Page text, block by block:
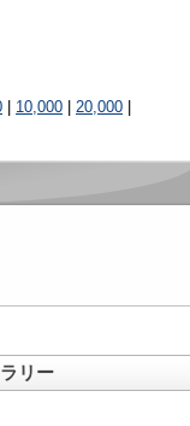
10,000 20,000
リー